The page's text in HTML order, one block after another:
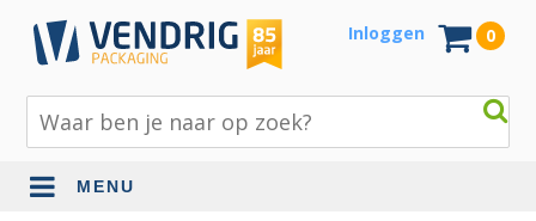
Inloggen 0
MENU